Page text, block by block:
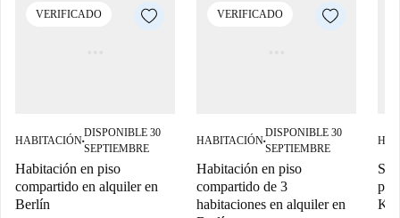
VERIFICADO
HABITACIÓN■
DISPONIBLE 30
SEPTIEMBRE
Habitación en piso
compartido en alquiler en
Berlín
VERIFICADO
HABITACIÓN■
DISPONIBLE 30
SEPTIEMBRE
Habitación en piso
compartido de 3
habitaciones en alquiler en
Se